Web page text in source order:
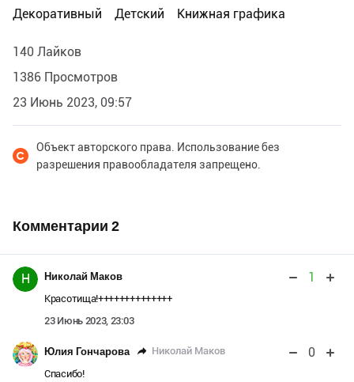
Декоративный
Детский Книжная графика
140 Лайков
1386 Просмотров
23 Июнь 2023, 09:57
Объект авторского права. Использование без
разрешения правообладателя запрещено.
Комментарии 2
Н Николай Маков 1
Красотища!++++++++++++++
23 Июнь 2023, 23:03
Юлия Гончарова Николай Маков 0
Спасибо!